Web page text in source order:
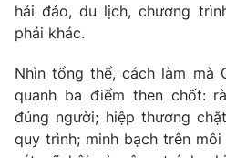
hải đảo, du lịch, chương
phải khác.
Nhìn tổng thể, cách làm mà
quanh ba điểm then chốt:
đúng người; hiệp thương
quy trình; minh bạch trên